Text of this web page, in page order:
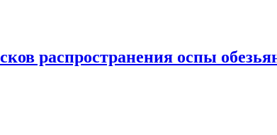
распространения оспы